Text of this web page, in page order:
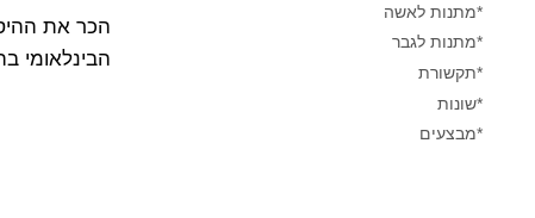
הכר את
הבינלאומי
*מתנות לאשה
*מתנות לגבר
*תקשורת
*שונות
*מבצעים